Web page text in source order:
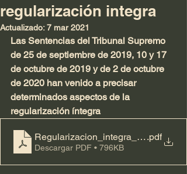
regularización integra
Actualizado:7 mar 2021
Las Sentencias del Tribunal Supremo
de 25 de septiembre de 2019, 10 y 17
de octubre de 2019 y de 2 de octubre
de 2020 han venido a precisar
determinados aspectos de la
regularización íntegra
Regularizacion_integra_IVA.pdf
Descargar PDF • 796KB